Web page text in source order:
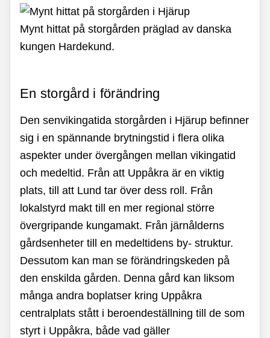
Mynt hittat på storgården präglad av danska
kungen Hardekund.
En storgård i förändring
Den senvikingatida storgården i Hjärup befinner
sig i en spännande brytningstid i flera olika
aspekter under övergången mellan vikingatid
och medeltid. Från att Uppåkra är en viktig
plats, till att Lund tar över dess roll. Från
lokalstyrd makt till en mer regional större
övergripande kungamakt. Från järnålderns
gårdsenheter till en medeltidens by- struktur.
Dessutom kan man se förändringskeden på
den enskilda gården. Denna gård kan liksom
många andra boplatser kring Uppåkra
centralplats stått i beroendeställning till de som
styrt i Uppåkra, både vad gäller